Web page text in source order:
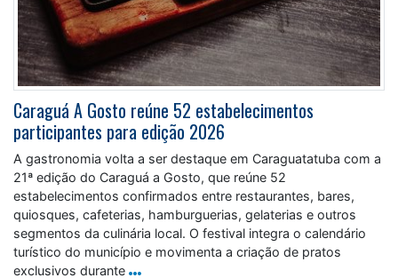
Caraguá A Gosto reúne 52 estabelecimentos
participantes para edição 2026
A gastronomia volta a ser destaque em Caraguatatuba com a
21ª edição do Caraguá a Gosto, que reúne 52
estabelecimentos confirmados entre restaurantes, bares,
quiosques, cafeterias, hamburguerias, gelaterias e outros
segmentos da culinária local. O festival integra o calendário
turístico do município e movimenta a criação de pratos
exclusivos durante